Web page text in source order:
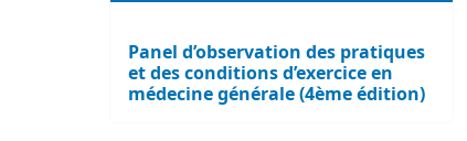
Panel d’observation des pratiques
et des conditions d’exercice en
médecine générale (4ème édition)